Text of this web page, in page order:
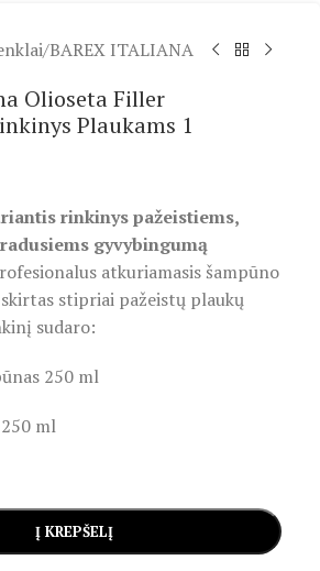
/BAREX ITALIANA
Olioseta Filler
Plaukams 1
rinkinys pažeistiems,
gyvybingumą
atkuriamasis šampūno
stipriai pažeistų plaukų
sudaro:
250 ml
ml
Į KREPŠELĮ